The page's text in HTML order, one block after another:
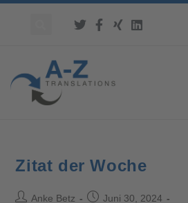
Zitat der Woche
Anke Betz
Juni 30, 2024